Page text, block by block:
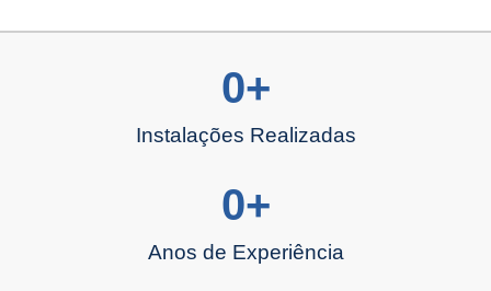
Instalações Realizadas
0+
Anos de Experiência
0+